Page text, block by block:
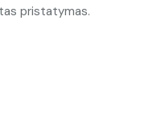
pristatymas.